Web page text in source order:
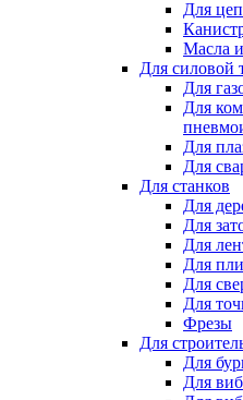
Для
Масла
Для силовой
Для
Для
Для
Для
Для станков
Для
Для
Для
Для
Для
Для
Фрезы
Для
Для
Для